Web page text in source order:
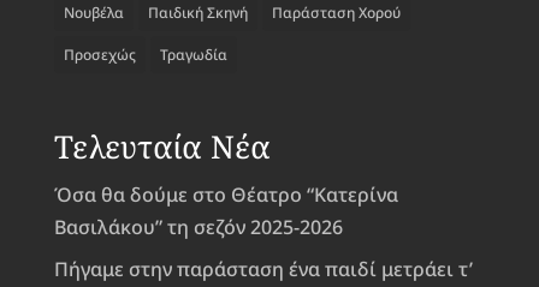
Νουβέλα Παιδική Σκηνή Παράσταση Χορού
Προσεχώς Τραγωδία
Τελευταία Νέα
Όσα θα δούμε στο Θέατρο “Κατερίνα
Βασιλάκου” τη σεζόν 2025-2026
Πήγαμε στην παράσταση ένα παιδί μετράει τ’